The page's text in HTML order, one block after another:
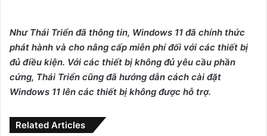
Như Thái Triển đã thông tin, Windows 11 đã chính thức
phát hành và cho nâng cấp miễn phí đối với các thiết bị
đủ điều kiện. Với các thiết bị không đủ yêu cầu phần
cứng, Thái Triển cũng đã hướng dẫn cách cài đặt
Windows 11 lên các thiết bị không được hỗ trợ.
Related Articles